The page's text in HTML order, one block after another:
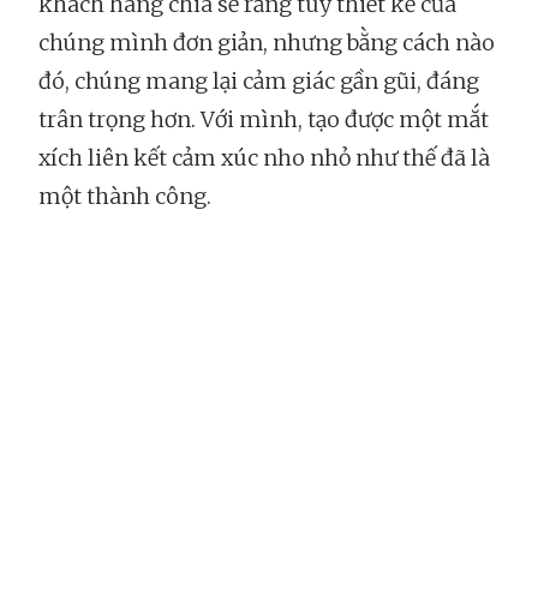
chúng mình đơn giản, nhưng bằng cách nào
đó, chúng mang lại cảm giác gần gũi, đáng
trân trọng hơn. Với mình, tạo được một mắt
xích liên kết cảm xúc nho nhỏ như thế đã là
một thành công.